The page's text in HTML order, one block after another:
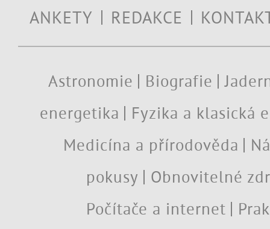
ANKETY
REDAKCE
Astronomie Biografie
energetika
Fyzika a klasická
Medicína a přírodověda
pokusy
Obnovitelné
Počítače a internet